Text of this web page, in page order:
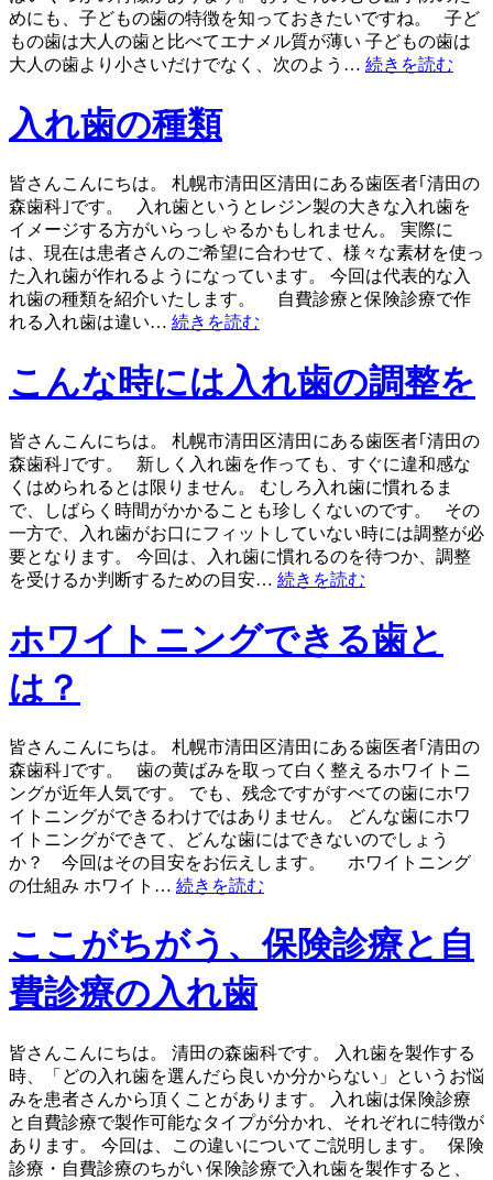
めにも、子どもの歯の特徴を知っておきたいですね。 子ど
もの歯は大人の歯と比べてエナメル質が薄い 子どもの歯は
大人の歯より小さいだけでなく、次のよう… 続きを読む
入れ歯の種類
皆さんこんにちは。 札幌市清田区清田にある歯医者｢清田の
森歯科｣です。 入れ歯というとレジン製の大きな入れ歯を
イメージする方がいらっしゃるかもしれません。 実際に
は、現在は患者さんのご希望に合わせて、様々な素材を使っ
た入れ歯が作れるようになっています。 今回は代表的な入
れ歯の種類を紹介いたします。 自費診療と保険診療で作
れる入れ歯は違い… 続きを読む
こんな時には入れ歯の調整を
皆さんこんにちは。 札幌市清田区清田にある歯医者｢清田の
森歯科｣です。 新しく入れ歯を作っても、すぐに違和感な
くはめられるとは限りません。 むしろ入れ歯に慣れるま
で、しばらく時間がかかることも珍しくないのです。 その
一方で、入れ歯がお口にフィットしていない時には調整が必
要となります。 今回は、入れ歯に慣れるのを待つか、調整
を受けるか判断するための目安… 続きを読む
ホワイトニングできる歯と
は？
皆さんこんにちは。 札幌市清田区清田にある歯医者｢清田の
森歯科｣です。 歯の黄ばみを取って白く整えるホワイトニ
ングが近年人気です。 でも、残念ですがすべての歯にホワ
イトニングができるわけではありません。 どんな歯にホワ
イトニングができて、どんな歯にはできないのでしょう
か？ 今回はその目安をお伝えします。 ホワイトニング
の仕組み ホワイト… 続きを読む
ここがちがう、保険診療と自
費診療の入れ歯
皆さんこんにちは。 清田の森歯科です。 入れ歯を製作する
時、「どの入れ歯を選んだら良いか分からない」というお悩
みを患者さんから頂くことがあります。 入れ歯は保険診療
と自費診療で製作可能なタイプが分かれ、それぞれに特徴が
あります。 今回は、この違いについてご説明します。 保険
診療・自費診療のちがい 保険診療で入れ歯を製作すると、